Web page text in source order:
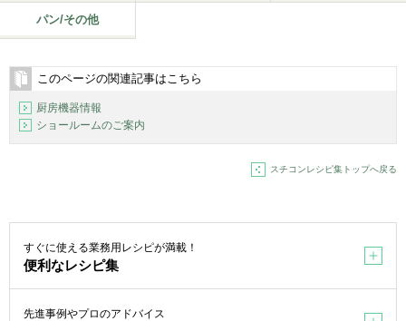
パン/その他
このページの関連記事はこちら
厨房機器情報
ショールームのご案内
スチコンレシピ集トップへ戻る
すぐに使える業務用レシピが満載！
便利なレシピ集
先進事例やプロのアドバイス